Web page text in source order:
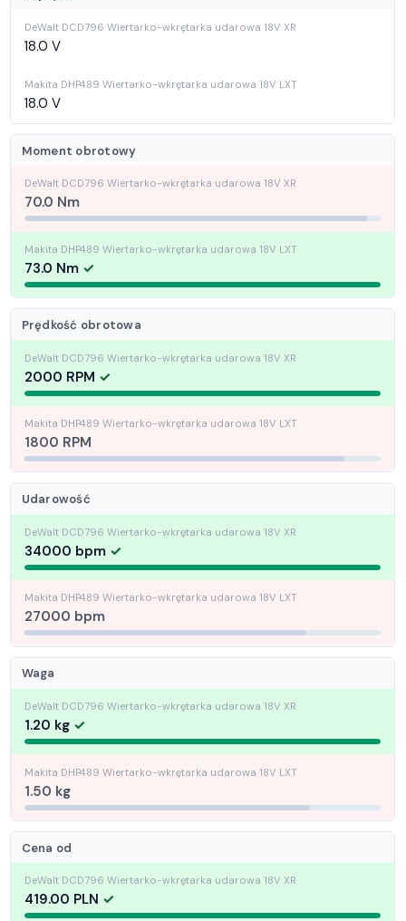
18.0 V
18.0 V
Moment obrotowy
70.0 Nm
73.0 Nm
Prędkość obrotowa
2000 RPM
1800 RPM
Udarowość
34000 bpm
27000 bpm
Waga
1.20 kg
1.50 kg
Cena od
419.00 PLN